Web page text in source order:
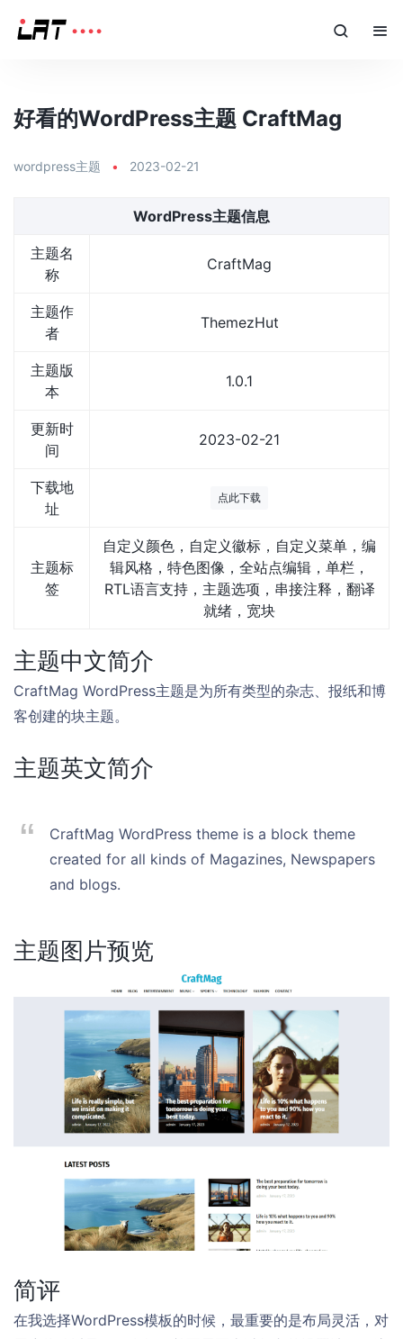
好看的WordPress主题 CraftMag
wordpress主题 • 2023-02-21
WordPress主题信息
主题名
称
CraftMag
主题作
者
ThemezHut
主题版
本
1.0.1
更新时
间
2023-02-21
下载地
址
点此下载
主题标
签
自定义颜色，自定义徽标，自定义菜单，编
辑风格，特色图像，全站点编辑，单栏，
RTL语言支持，主题选项，串接注释，翻译
就绪，宽块
主题中文简介
CraftMag WordPress主题是为所有类型的杂志、报纸和博
客创建的块主题。
主题英文简介
CraftMag WordPress theme is a block theme
created for all kinds of Magazines, Newspapers
and blogs.
主题图片预览
简评
在我选择WordPress模板的时候，最重要的是布局灵活，对